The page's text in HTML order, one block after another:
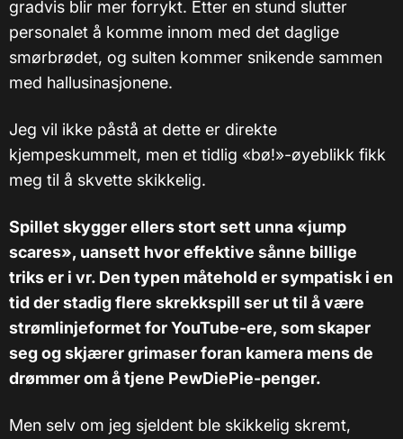
gradvis blir mer forrykt. Etter en stund slutter
personalet å komme innom med det daglige
smørbrødet, og sulten kommer snikende sammen
med hallusinasjonene.
Jeg vil ikke påstå at dette er direkte
kjempeskummelt, men et tidlig «bø!»-øyeblikk fikk
meg til å skvette skikkelig.
Spillet skygger ellers stort sett unna «jump
scares», uansett hvor effektive sånne billige
triks er i vr. Den typen måtehold er sympatisk i en
tid der stadig flere skrekkspill ser ut til å være
strømlinjeformet for YouTube-ere, som skaper
seg og skjærer grimaser foran kamera mens de
drømmer om å tjene PewDiePie-penger.
Men selv om jeg sjeldent ble skikkelig skremt,